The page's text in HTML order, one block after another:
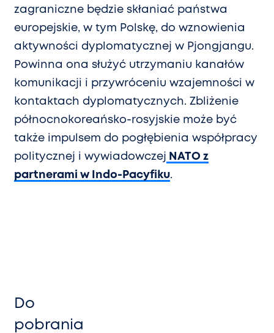
zagraniczne będzie skłaniać państwa
europejskie, w tym Polskę, do wznowienia
aktywności dyplomatycznej w Pjongjangu.
Powinna ona służyć utrzymaniu kanałów
komunikacji i przywróceniu wzajemności w
kontaktach dyplomatycznych. Zbliżenie
północnokoreańsko-rosyjskie może być
także impulsem do pogłębienia współpracy
politycznej i wywiadowczej NATO z
partnerami w Indo-Pacyfiku.
Do
pobrania